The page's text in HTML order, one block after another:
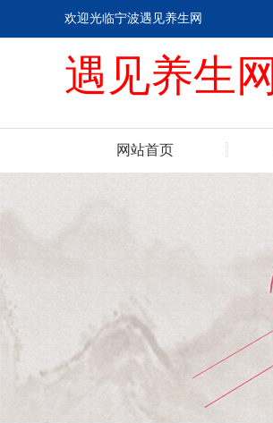
欢迎光临宁波遇见养生网
遇见养生网
网站首页